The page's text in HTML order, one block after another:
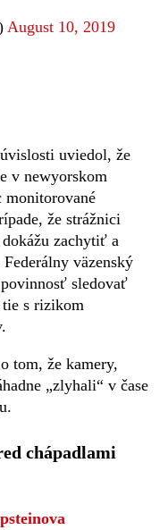
August 10, 2019
uviedol, že
v newyorskom
monitorované
že strážnici
zachytiť a
väzenský
sledovať
tie s rizikom
tom, že kamery,
„zlyhali“ v čase
chápadlami